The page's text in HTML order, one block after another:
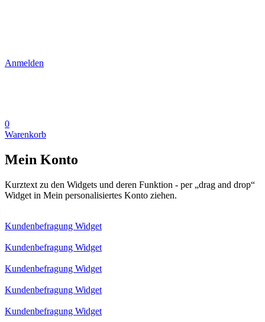
Anmelden
0
Warenkorb
Mein Konto
Kurztext zu den Widgets und deren Funktion - per „drag and drop“
Widget in Mein personalisiertes Konto ziehen.
Kundenbefragung Widget
Kundenbefragung Widget
Kundenbefragung Widget
Kundenbefragung Widget
Kundenbefragung Widget